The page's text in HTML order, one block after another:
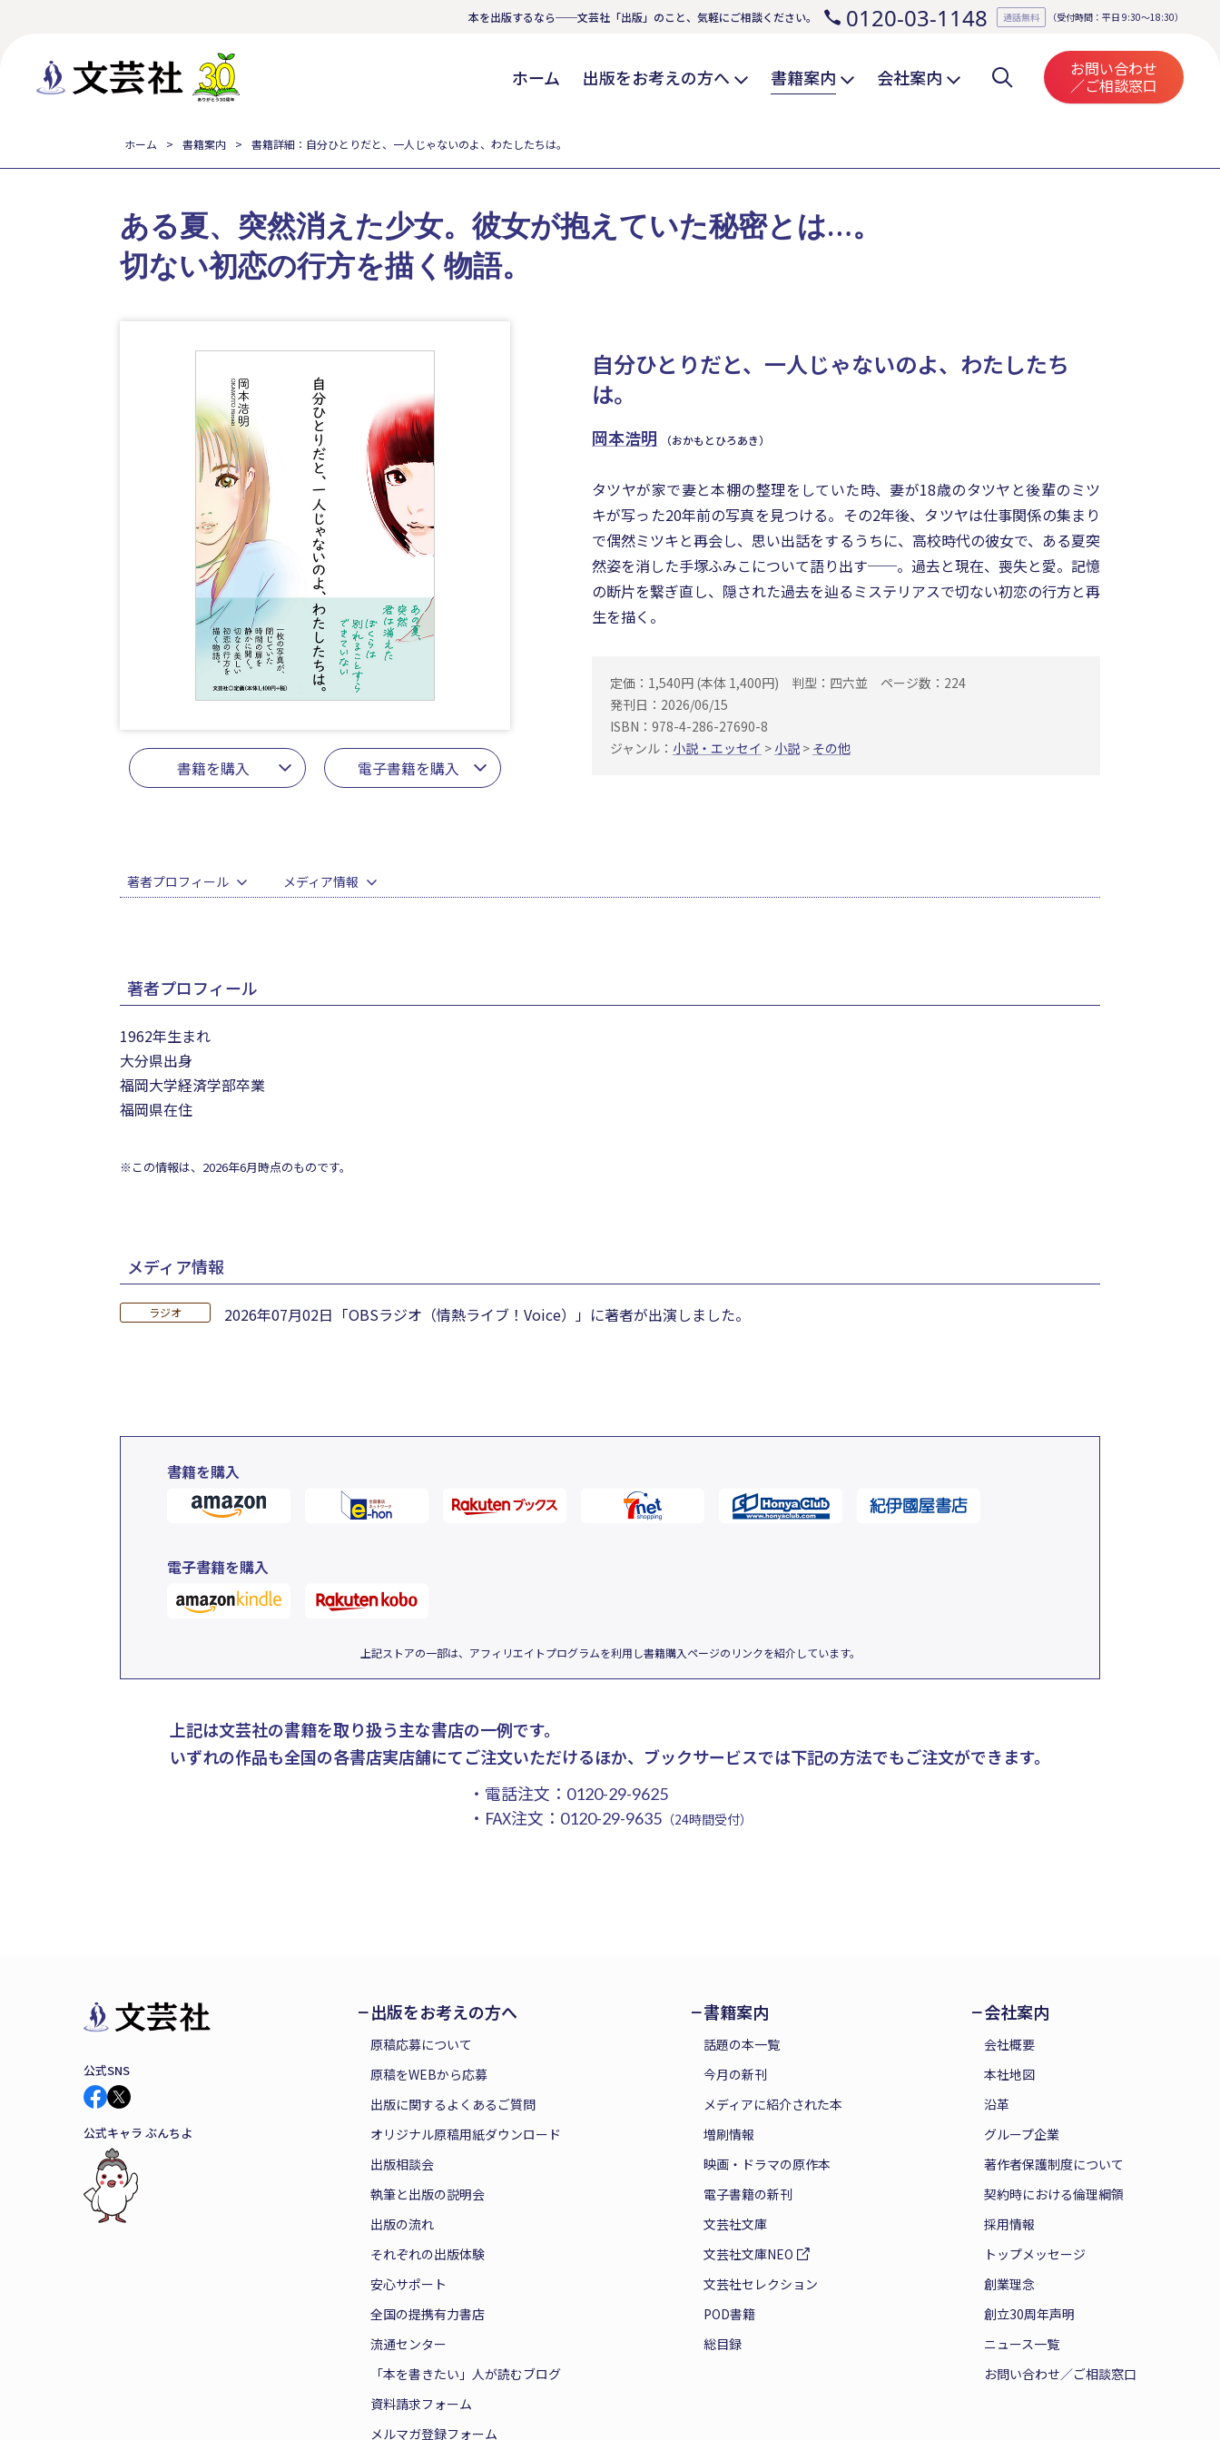
本を出版するなら──文芸社「出版」のこと、気軽にご相談ください。 0120-03-1148 通話無料 （受付時間：平日 9:30～18:30）
ホーム 出版をお考えの方へ 書籍案内 会社案内 お問い合わせ
／ご相談窓口
ホーム 書籍案内 書籍詳細：自分ひとりだと、一人じゃないのよ、わたしたちは。
自分ひとりだと、一人じゃないのよ、わたしたち
は。
岡本浩明 （おかもとひろあき）
書籍を購入 電子書籍を購入
ある夏、突然消えた少女。彼女が抱えていた秘密とは…。
切ない初恋の行方を描く物語。
タツヤが家で妻と本棚の整理をしていた時、妻が18歳のタツヤと後輩のミツ
キが写った20年前の写真を見つける。その2年後、タツヤは仕事関係の集まり
で偶然ミツキと再会し、思い出話をするうちに、高校時代の彼女で、ある夏突
然姿を消した手塚ふみこについて語り出す──。過去と現在、喪失と愛。記憶
の断片を繋ぎ直し、隠された過去を辿るミステリアスで切ない初恋の行方と再
生を描く。
定価：1,540円 (本体 1,400円) 判型：四六並
ページ数：224
発刊日：2026/06/15
ISBN：978-4-286-27690-8
ジャンル： 小説・エッセイ > 小説 > その他
著者プロフィール メディア情報
著者プロフィール
1962年生まれ
大分県出身
福岡大学経済学部卒業
福岡県在住
※この情報は、2026年6月時点のものです。
メディア情報
ラジオ 2026年07月02日 「OBSラジオ（情熱ライブ！Voice）」に著者が出演しました。
書籍を購入
電子書籍を購入
上記ストアの一部は、アフィリエイトプログラムを利用し書籍購入ページのリンクを紹介しています。
上記は文芸社の書籍を取り扱う主な書店の一例です。
いずれの作品も全国の各書店実店舗にてご注文いただけるほか、ブックサービスでは下記の方法でもご注文ができます。
・電話注文： 0120-29-9625
・FAX注文： 0120-29-9635（24時間受付）
公式SNS
公式キャラ ぶんちよ
出版をお考えの方へ
原稿応募について
原稿をWEBから応募
出版に関するよくあるご質問
オリジナル原稿用紙ダウンロード
出版相談会
執筆と出版の説明会
出版の流れ
それぞれの出版体験
安心サポート
全国の提携有力書店
流通センター
「本を書きたい」人が読むブログ
資料請求フォーム
メルマガ登録フォーム
書籍案内
話題の本一覧
今月の新刊
メディアに紹介された本
増刷情報
映画・ドラマの原作本
電子書籍の新刊
文芸社文庫
文芸社文庫NEO
文芸社セレクション
POD書籍
総目録
会社案内
会社概要
本社地図
沿革
グループ企業
著作者保護制度について
契約時における倫理綱領
採用情報
トップメッセージ
創業理念
創立30周年声明
ニュース一覧
お問い合わせ／ご相談窓口